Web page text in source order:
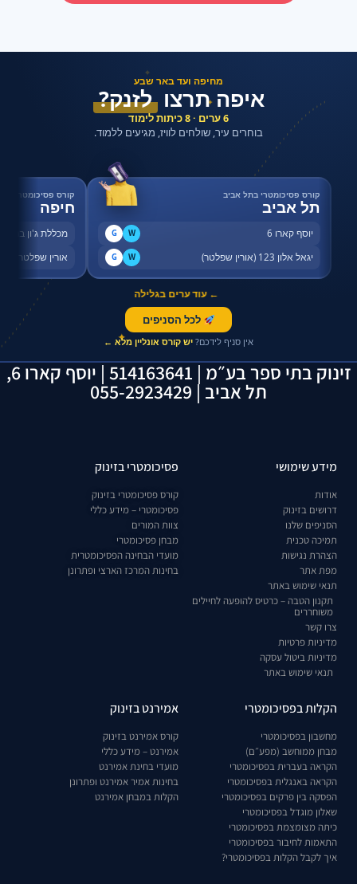
✦
✦
✦
מחיפה ועד באר שבע
איפה תרצולזנק?
6 ערים · 8 כיתות לימוד
בוחרים עיר, שולחים לוויז, מגיעים ללמוד.
קורס פסיכומטרי בתל אביב
תל אביב
יוסף קארו 6 W
G
יגאל אלון 123 (אורין שפלטר) W
G
קורס פסיכומטרי
חיפה
מכללת ג'ון
אורין שפלטר,
← עוד ערים בגלילה
לכל הסניפים
אין סניף לידכם? יש קורס אונליין מלא ←
זינוק בתי ספר בע״מ | 514163641 | יוסף קארו 6,
תל אביב | 055-2923429
מידע שימושי
אודות
דרושים בזינוק
הסניפים שלנו
תמיכה טכנית
הצהרת נגישות
מפת אתר
תנאי שימוש באתר
תקנון הטבה – כרטיס להופעה לחיילים
משוחררים
צרו קשר
מדיניות פרטיות
מדיניות ביטול עסקה
תנאי שימוש באתר
פסיכומטרי בזינוק
קורס פסיכומטרי בזינוק
פסיכומטרי – מידע כללי
צוות המורים
מבחן פסיכומטרי
מועדי הבחינה הפסיכומטרית
בחינות המרכז הארצי ופתרונן
הקלות בפסיכומטרי
מחשבון בפסיכומטרי
מבחן ממוחשב (מפע״ם)
הקראה בעברית בפסיכומטרי
הקראה באנגלית בפסיכומטרי
הפסקה בין פרקים בפסיכומטרי
שאלון מוגדל בפסיכומטרי
כיתה מצומצמת בפסיכומטרי
התאמות לחיבור בפסיכומטרי
איך לקבל הקלות בפסיכומטרי?
אמירנט בזינוק
קורס אמירנט בזינוק
אמירנט – מידע כללי
מועדי בחינת אמירנט
בחינות אמיר אמירנט ופתרונן
הקלות במבחן אמירנט